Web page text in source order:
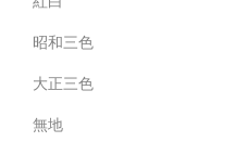
昭和三色
大正三色
無地